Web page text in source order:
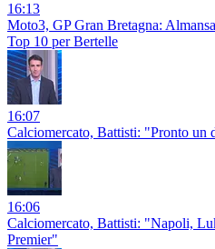
16:13
Moto3, GP Gran Bretagna:
Top 10 per Bertelle
16:07
Calciomercato, Battisti: "Pronto un
16:06
Calciomercato, Battisti: "Napoli,
Premier"